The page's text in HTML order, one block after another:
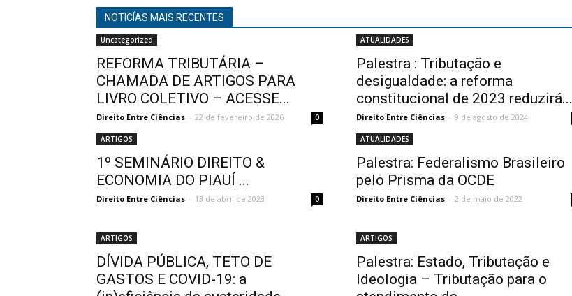
NOTICÍAS MAIS RECENTES
Uncategorized
REFORMA TRIBUTÁRIA –
CHAMADA DE ARTIGOS PARA
LIVRO COLETIVO – ACESSE...
Direito Entre Ciências - 22 de fevereiro de 2026 0
ATUALIDADES
Palestra : Tributação e
desigualdade: a reforma
constitucional de 2023 reduzirá...
Direito Entre Ciências - 9 de agosto de 2024
ARTIGOS
1º SEMINÁRIO DIREITO &
ECONOMIA DO PIAUÍ ...
Direito Entre Ciências - 13 de abril de 2023 0
ATUALIDADES
Palestra: Federalismo Brasileiro
pelo Prisma da OCDE
Direito Entre Ciências - 2 de maio de 2022
ARTIGOS
DÍVIDA PÚBLICA, TETO DE
GASTOS E COVID-19: a
ARTIGOS
Palestra: Estado, Tributação e
Ideologia – Tributação para o